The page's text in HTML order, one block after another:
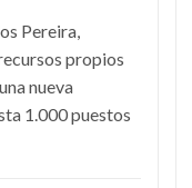
Pereira,
propios
nueva
1.000 puestos